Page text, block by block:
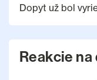
Dopyt už bol
Reakcie na